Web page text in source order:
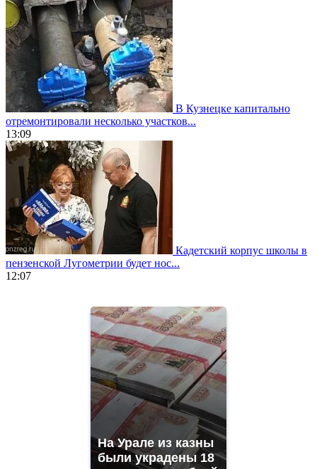
В Кузнецке капитально
отремонтировали несколько участков...
13:09
Кадетский корпус школы в
пензенской Лугометрии будет нос...
12:07
https://gradewatches.to/
На Урале из казны
были украдены 18